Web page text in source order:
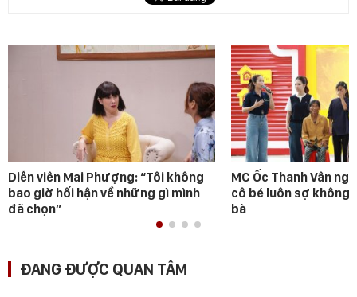
Diễn viên Mai Phượng: “Tôi không
bao giờ hối hận về những gì mình
đã chọn”
MC Ốc Thanh Vân
cô bé luôn sợ không
bà
ĐANG ĐƯỢC QUAN TÂM